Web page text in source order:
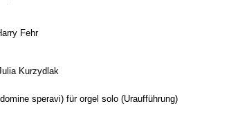
Fehr
Kurzydlak
speravi) für orgel solo (Uraufführung)